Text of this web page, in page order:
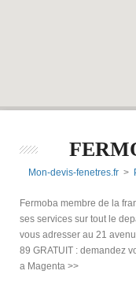
Mon-devis-fenetres.fr >
Fermoba membre de la
ses services sur tout le
vous adresser au 21
89 GRATUIT : demandez
a Magenta >>